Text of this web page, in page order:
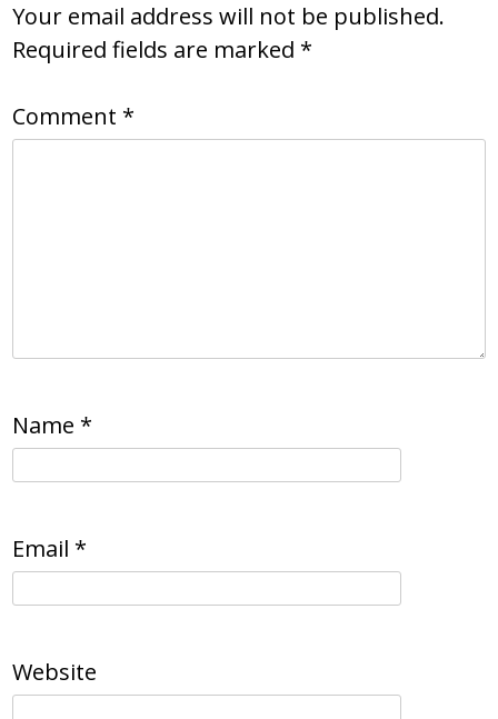
Your email address will not be published.
Required fields are marked *
Comment *
Name *
Email *
Website